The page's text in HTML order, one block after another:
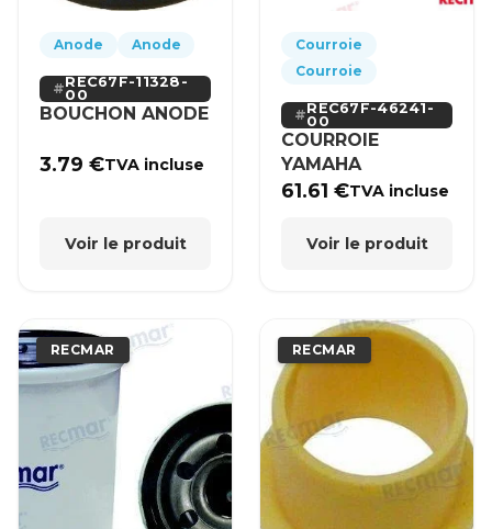
Anode Anode
REC67F-11328-
00
BOUCHON ANODE
3.79€TVA incluse
Voir le produit
Courroie
Courroie
REC67F-46241-
00
COURROIE
YAMAHA
61.61€TVA incluse
Voir le produit
RECMAR RECMAR